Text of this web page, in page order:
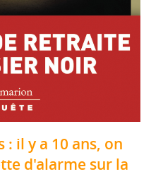
: il y a 10 ans, on
d'alarme sur la